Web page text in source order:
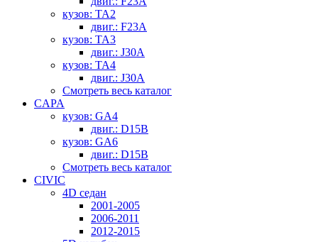
кузов: TA2
двиг.: F23A
кузов: TA3
двиг.: J30A
кузов: TA4
двиг.: J30A
Смотреть весь каталог
CAPA
кузов: GA4
двиг.: D15B
кузов: GA6
двиг.: D15B
Смотреть весь каталог
CIVIC
4D седан
2001-2005
2006-2011
2012-2015